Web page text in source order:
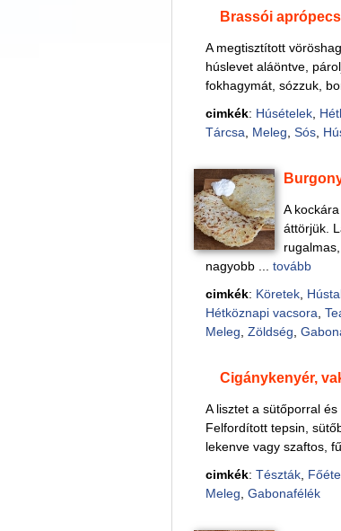
Brassói
A megtisztított
húslevet aláöntve,
fokhagymát, sózzuk,
cimkék: Húsételek,
Tárcsa
Meleg Sós,
A
áttörjük.
nagyobb ... tovább
cimkék: Köretek,
Hétköznapi vacsora
Meleg Zöldség
Cigánykenyér,
A lisztet a sütőporral
Felfordított tepsin,
lekenve vagy szaftos,
cimkék: Tészták,
Meleg Gabonafélék